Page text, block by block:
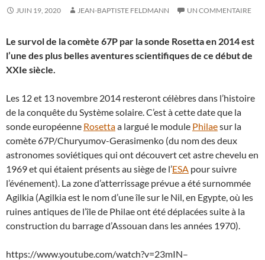
JUIN 19, 2020 JEAN-BAPTISTE FELDMANN UN COMMENTAIRE
Le survol de la comète 67P par la sonde Rosetta en 2014 est
l’une des plus belles aventures scientifiques de ce début de
XXIe siècle.
Les 12 et 13 novembre 2014 resteront célèbres dans l’histoire
de la conquête du Système solaire. C’est à cette date que la
sonde européenne Rosettaa largué le module Philaesur la
comète 67P/Churyumov-Gerasimenko (du nom des deux
astronomes soviétiques qui ont découvert cet astre chevelu en
1969 et qui étaient présents au siège de l’ESA pour suivre
l’événement). La zone d’atterrissage prévue a été surnommée
Agilkia (Agilkia est le nom d’une île sur le Nil, en Egypte, où les
ruines antiques de l’île de Philae ont été déplacées suite à la
construction du barrage d’Assouan dans les années 1970).
https://www.youtube.com/watch?v=23mIN–